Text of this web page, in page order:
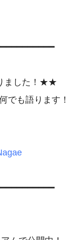
ました！★★
でも語ります！